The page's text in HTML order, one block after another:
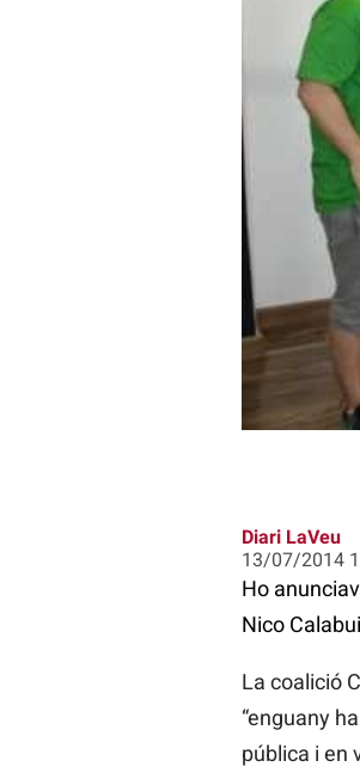
Diari LaVeu
13/07/2014
Ho
Nico
La coalició
“enguany
pública i en